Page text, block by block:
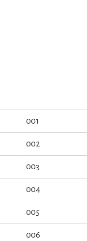
001
002
003
004
005
006